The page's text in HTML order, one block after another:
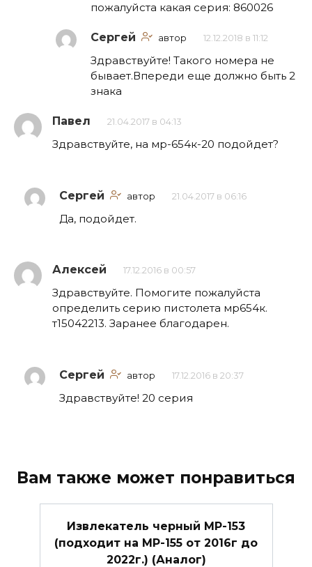
пожалуйста какая серия: 860026
Сергей автор 12.12.2018 в 11:12
Здравствуйте! Такого номера не
бывает.Впереди еще должно быть 2
знака
Павел 21.04.2017 в 04:13
Здравствуйте, на мр-654к-20 подойдет?
Сергей автор 21.04.2017 в 06:16
Да, подойдет.
Алексей 17.12.2016 в 00:57
Здравствуйте. Помогите пожалуйста
определить серию пистолета мр654к.
т15042213. Заранее благодарен.
Сергей автор 17.12.2016 в 20:37
Здравствуйте! 20 серия
Вам также может понравиться
Извлекатель черный МР-153
(подходит на МР-155 от 2016г до
2022г.) (Аналог)